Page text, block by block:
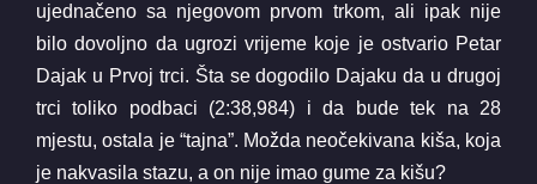
ujednačeno sa njegovom prvom trkom, ali ipak nije
bilo dovoljno da ugrozi vrijeme koje je ostvario Petar
Dajak u Prvoj trci. Šta se dogodilo Dajaku da u drugoj
trci toliko podbaci (2:38,984) i da bude tek na 28
mjestu, ostala je “tajna”. Možda neočekivana kiša, koja
je nakvasila stazu, a on nije imao gume za kišu?